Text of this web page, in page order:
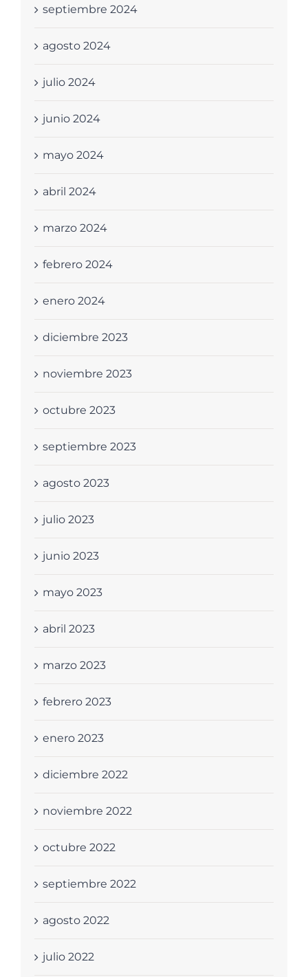
septiembre 2024
agosto 2024
julio 2024
junio 2024
mayo 2024
abril 2024
marzo 2024
febrero 2024
enero 2024
diciembre 2023
noviembre 2023
octubre 2023
septiembre 2023
agosto 2023
julio 2023
junio 2023
mayo 2023
abril 2023
marzo 2023
febrero 2023
enero 2023
diciembre 2022
noviembre 2022
octubre 2022
septiembre 2022
agosto 2022
julio 2022